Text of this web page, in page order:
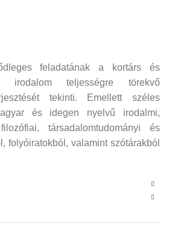
feladatának a kortárs és
irodalom teljességre törekvő
tekinti. Emellett széles
és idegen nyelvű irodalmi,
társadalomtudományi és
folyóiratokból, valamint szótárakból